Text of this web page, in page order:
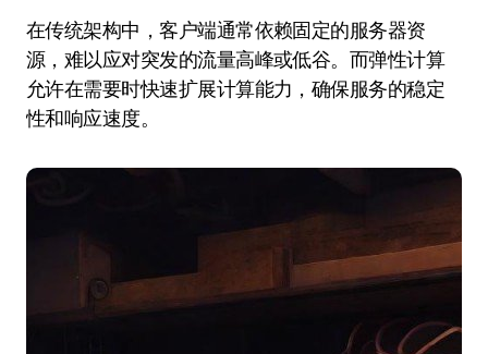
在传统架构中，客户端通常依赖固定的服务器资
源，难以应对突发的流量高峰或低谷。而弹性计算
允许在需要时快速扩展计算能力，确保服务的稳定
性和响应速度。